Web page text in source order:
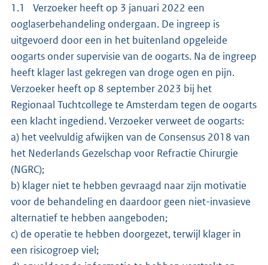
1.1 Verzoeker heeft op 3 januari 2022 een
ooglaserbehandeling ondergaan. De ingreep is
uitgevoerd door een in het buitenland opgeleide
oogarts onder supervisie van de oogarts. Na de ingreep
heeft klager last gekregen van droge ogen en pijn.
Verzoeker heeft op 8 september 2023 bij het
Regionaal Tuchtcollege te Amsterdam tegen de oogarts
een klacht ingediend. Verzoeker verweet de oogarts:
a) het veelvuldig afwijken van de Consensus 2018 van
het Nederlands Gezelschap voor Refractie Chirurgie
(NGRC);
b) klager niet te hebben gevraagd naar zijn motivatie
voor de behandeling en daardoor geen niet-invasieve
alternatief te hebben aangeboden;
c) de operatie te hebben doorgezet, terwijl klager in
een risicogroep viel;